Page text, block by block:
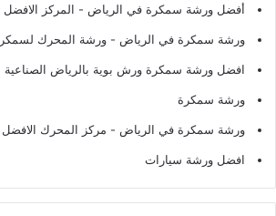
أفضل ورشة سمكرة في الرياض - المركز
ورشة سمكرة في الرياض - ورشة المحرك
افضل ورشة سمكرة ورش بوية بالرياض الصناعية
ورشة سمكرة
ورشة سمكرة في الرياض - مركز المحرك
افضل ورشة سيارات